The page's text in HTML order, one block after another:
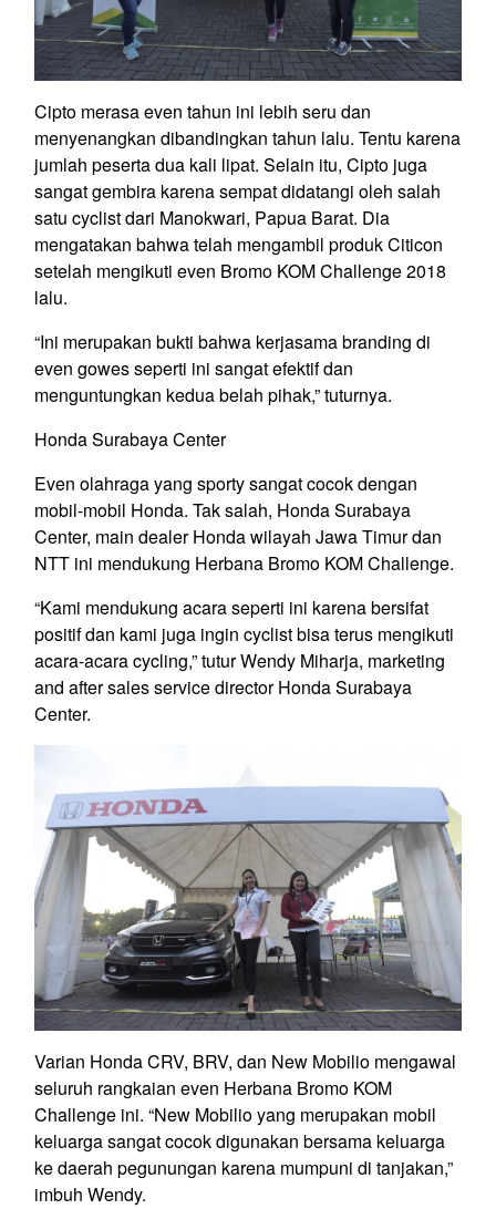
Cipto merasa even tahun ini lebih seru dan
menyenangkan dibandingkan tahun lalu. Tentu karena
jumlah peserta dua kali lipat. Selain itu, Cipto juga
sangat gembira karena sempat didatangi oleh salah
satu cyclist dari Manokwari, Papua Barat. Dia
mengatakan bahwa telah mengambil produk Citicon
setelah mengikuti even Bromo KOM Challenge 2018
lalu.
“Ini merupakan bukti bahwa kerjasama branding di
even gowes seperti ini sangat efektif dan
menguntungkan kedua belah pihak,” tuturnya.
Honda Surabaya Center
Even olahraga yang sporty sangat cocok dengan
mobil-mobil Honda. Tak salah, Honda Surabaya
Center, main dealer Honda wilayah Jawa Timur dan
NTT ini mendukung Herbana Bromo KOM Challenge.
“Kami mendukung acara seperti ini karena bersifat
positif dan kami juga ingin cyclist bisa terus mengikuti
acara-acara cycling,” tutur Wendy Miharja, marketing
and after sales service director Honda Surabaya
Center.
Varian Honda CRV, BRV, dan New Mobilio mengawal
seluruh rangkaian even Herbana Bromo KOM
Challenge ini. “New Mobilio yang merupakan mobil
keluarga sangat cocok digunakan bersama keluarga
ke daerah pegunungan karena mumpuni di tanjakan,”
imbuh Wendy.